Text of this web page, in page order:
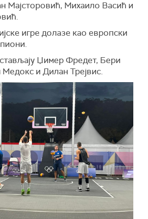
Мајсторовић, Михаило Васић и
игре долазе као европски
Џимер Фредет, Бери
и Дилан Трејвис.